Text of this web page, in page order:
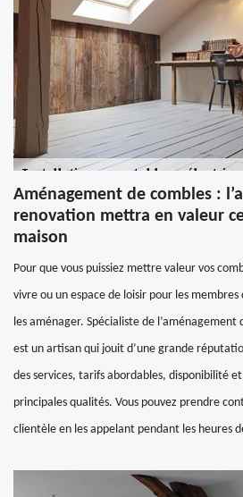
Aménagement de combles :
renovation mettra en valeur
maison
Pour que vous puissiez mettre valeur vos
vivre ou un espace de loisir pour les membres
les aménager. Spécialiste de
est un artisan qui jouit d’une grande
des services, tarifs abordables, disponibilité et
principales qualités. Vous pouvez prendre
clientèle en les appelant pendant les heures